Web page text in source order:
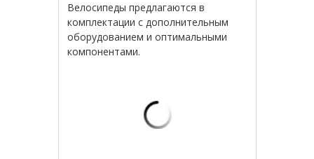
Велосипеды предлагаются в
комплектации с дополнительным
оборудованием и оптимальными
компонентами.